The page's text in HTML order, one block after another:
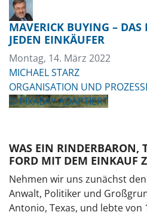
MAVERICK BUYING – DAS
JEDEN EINKÄUFER
Montag, 14. März 2022
MICHAEL STARZ
ORGANISATION UND
© PIXABAY ADAPTIERT
WAS EIN RINDERBARON,
FORD MIT DEM EINKAUF
Nehmen wir uns zunächst
Anwalt, Politiker und
Antonio, Texas, und lebte von